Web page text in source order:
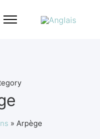
» Arpège